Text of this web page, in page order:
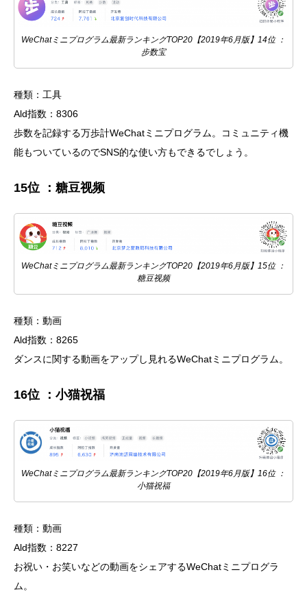
WeChatミニプログラム最新ランキングTOP20【2019年6月版】14位 ：
步数宝
種類：工具
Ald指数：8306
歩数を記録する万歩計WeChatミニプログラム。コミュニティ機
能もついているのでSNS的な使い方もできるでしょう。
15位 ：糖豆视频
WeChatミニプログラム最新ランキングTOP20【2019年6月版】15位 ：
糖豆视频
種類：動画
Ald指数：8265
ダンスに関する動画をアップし見れるWeChatミニプログラム。
16位 ：小猫祝福
WeChatミニプログラム最新ランキングTOP20【2019年6月版】16位 ：
小猫祝福
種類：動画
Ald指数：8227
お祝い・お笑いなどの動画をシェアするWeChatミニプログラ
ム。